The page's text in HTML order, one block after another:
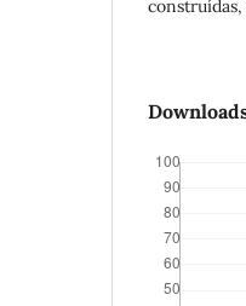
construídas,